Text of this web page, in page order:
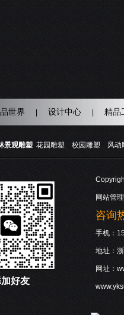
世界 | 设计中心 | 精品
景观雕塑 花园雕塑 校园雕塑 风动
好友
网站管理
咨询
手机：
地址：
网址：